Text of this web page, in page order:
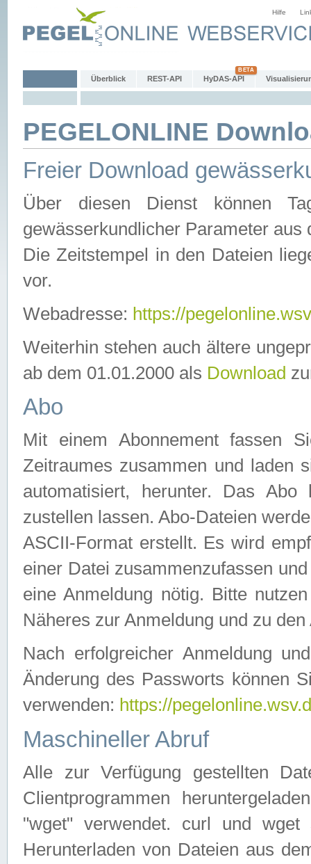
Hilfe
Überblick REST-API HyDAS-API
PEGELONLINE
Freier Download
Über diesen Dienst können
gewässerkundlicher Parameter aus
Die Zeitstempel in den Dateien
vor.
Webadresse: https://
Weiterhin stehen auch ältere
ab dem 01.01.2000 als Download
Abo
Mit einem Abonnement fassen
Zeitraumes zusammen und laden
automatisiert, herunter. Das
zustellen lassen. Abo-Dateien
ASCII-Format erstellt. Es wird
einer Datei zusammenzufassen
eine Anmeldung nötig. Bitte
Näheres zur Anmeldung und zu
Nach erfolgreicher Anmeldung
Änderung des Passworts können
verwenden: https://
Maschineller Abruf
Alle zur Verfügung gestellten
Clientprogrammen
"wget" verwendet. curl und wget
Herunterladen von Dateien aus